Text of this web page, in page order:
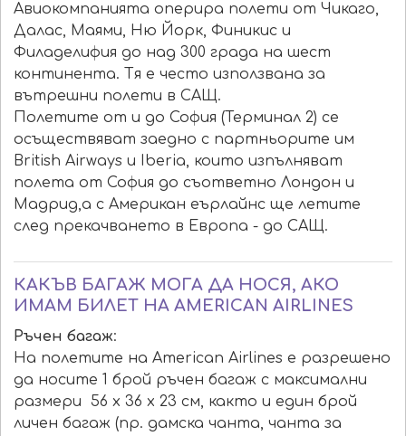
Авиокомпанията оперира полети от Чикаго,
Далас, Маями, Ню Йорк, Финикис и
Филаделифия до над 300 града на шест
континента. Тя е често използвана за
вътрешни полети в САЩ.
Полетите от и до София (Терминал 2) се
осъществяват заедно с партньорите им
British Airways и Iberia, които изпълняват
полета от София до съответно Лондон и
Мадрид,а с Американ еърлайнс ще летите
след прекачването в Европа - до САЩ.
КАКЪВ БАГАЖ МОГА ДА НОСЯ, АКО
ИМАМ БИЛЕТ НА AMERICAN AIRLINES
Ръчен багаж:
На полетите на Аmerican Airlines е разрешено
да носите 1 брой ръчен багаж с максимални
размери 56 x 36 x 23 см, както и един брой
личен багаж (пр. дамска чанта, чанта за